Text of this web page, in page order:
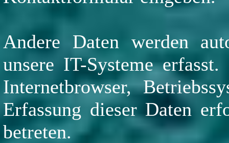
Andere Daten werden
unsere IT-Systeme
Internetbrowser,
Erfassung dieser Daten
betreten.